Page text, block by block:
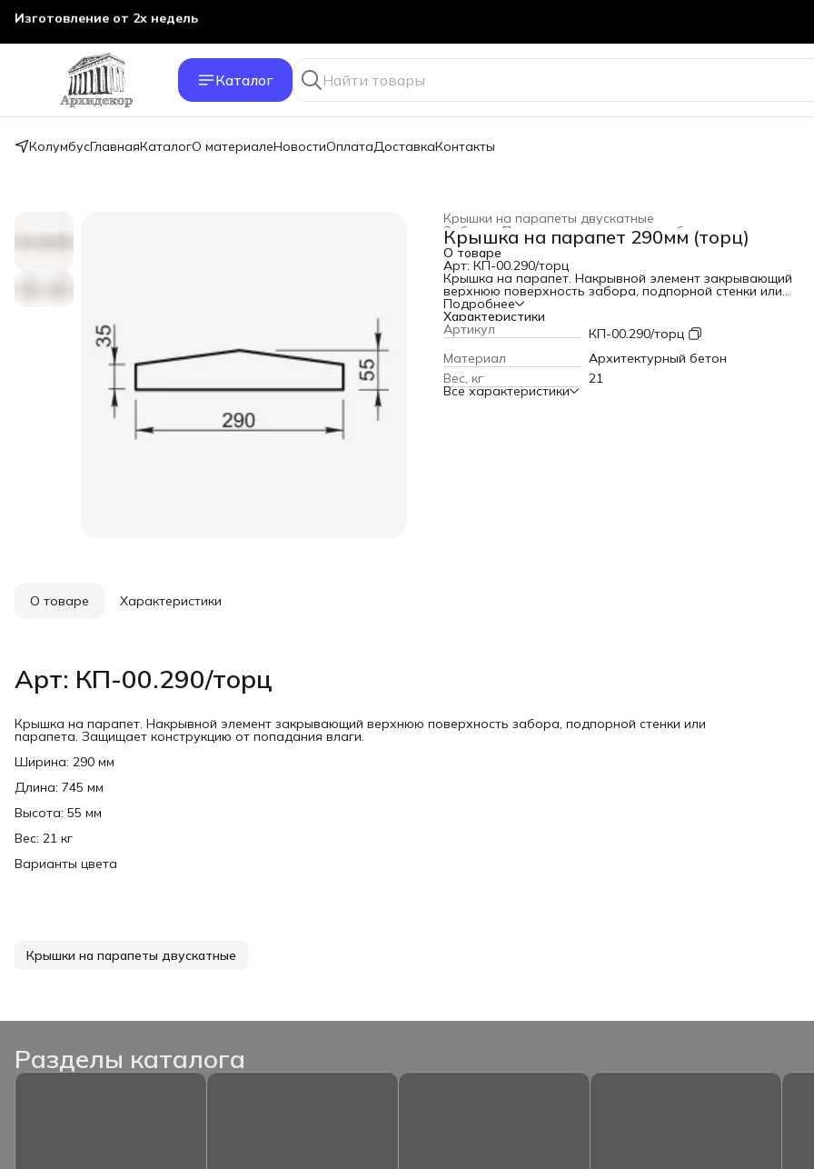
Изготовление от 2х недель
Каталог
КолумбусГлавнаяКаталогО материалеНовостиОплатаДоставкаКонтакты
Крышки на парапеты двускатные
Парапетные крышки для забора ›
Забор
Весь архитектурный декор
Главная ›
Крышка на парапет 290мм (торц)
О товаре
Арт: КП-00.290/торц
Крышка на парапет. Накрывной элемент закрывающий
верхнюю поверхность забора, подпорной стенки или
парапета. Защищает конструкцию от попадания влаги.
Ширина: 290 мм
Длина: 745 мм
Высота: 55 мм
Вес: 21 кг
Варианты цвета
Подробнее
Характеристики
Артикул
КП-00.290/торц
Материал
Архитектурный бетон
Вес, кг
21
Все характеристики
О товаре Характеристики
Арт: КП-00.290/торц
Крышка на парапет. Накрывной элемент закрывающий верхнюю поверхность забора, подпорной стенки или
парапета. Защищает конструкцию от попадания влаги.
Ширина: 290 мм
Длина: 745 мм
Высота: 55 мм
Вес: 21 кг
Варианты цвета
Крышки на парапеты двускатные
Разделы каталога